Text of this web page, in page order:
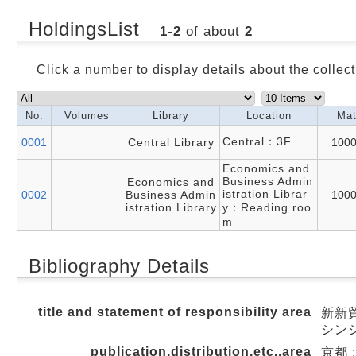
HoldingsList 1-2 of about 2
Click a number to display details about the
No. Volumes Library Location
0001 Central Library Central：3F
0002
Economics and
Business Admin
istration Library
Economics and
Business Admin
istration Librar
y：Reading roo
m
Bibliography Details
title and statement of responsibility area
新新
シン
publication,distribution,etc.,area
京都